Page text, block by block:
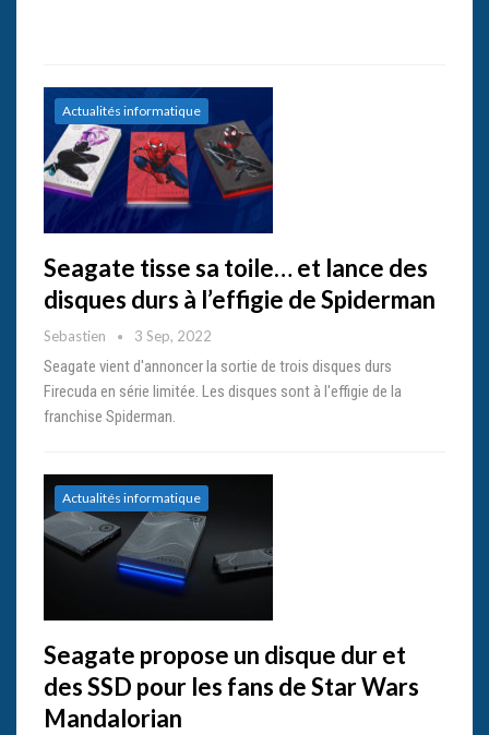
Actualités informatique
Seagate tisse sa toile… et lance des
disques durs à l’effigie de Spiderman
Sebastien 3 Sep, 2022
Seagate vient d'annoncer la sortie de trois disques durs
Firecuda en série limitée. Les disques sont à l'effigie de la
franchise Spiderman.
Actualités informatique
Seagate propose un disque dur et
des SSD pour les fans de Star Wars
Mandalorian